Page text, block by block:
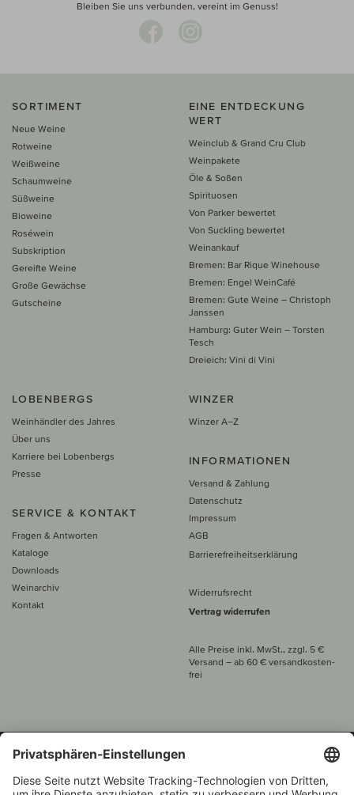
Bleiben Sie uns verbunden, vereint im Genuss!
SORTIMENT
Neue Weine
Rotweine
Weißweine
Schaumweine
Süßweine
Bioweine
Roséwein
Subskription
Gereifte Weine
Große Gewächse
Gutscheine
EINE ENTDECKUNG
WERT
Weinclub & Grand Cru Club
Weinpakete
Öle & Soßen
Spirituosen
Von Parker bewertet
Von Suckling bewertet
Weinankauf
Bremen: Bar Rique Winehouse
Bremen: Engel WeinCafé
Bremen: Gute Weine – Christoph
Janssen
Hamburg: Guter Wein – Torsten
Tesch
Dreieich: Vini di Vini
LOBENBERGS
Weinhändler des Jahres
Über uns
Karriere bei Lobenbergs
Presse
SERVICE & KONTAKT
Fragen & Antworten
Kataloge
Downloads
Weinarchiv
Kontakt
WINZER
Winzer A–Z
INFORMATIONEN
Versand & Zahlung
Datenschutz
Impressum
AGB
Barrierefreiheitserklärung
Widerrufsrecht
Vertrag widerrufen
Alle Preise inkl. MwSt., zzgl. 5 €
Versand – ab 60 € versand­kosten­
frei
Beratung unter
+49 421 696 797-0